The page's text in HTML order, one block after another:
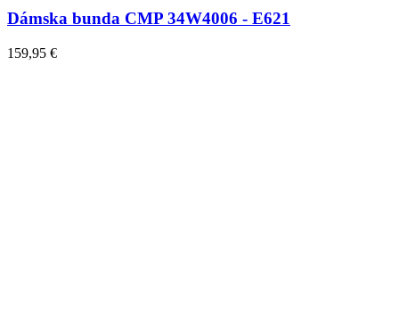
Dámska bunda CMP 34W4006 - E621
159,95 €